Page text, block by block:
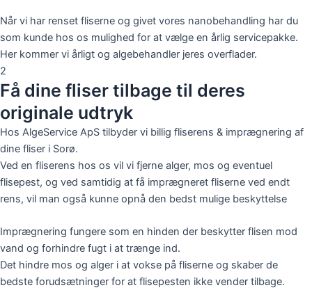
Når vi har renset fliserne og givet vores nanobehandling har du
som kunde hos os mulighed for at vælge en årlig servicepakke.
Her kommer vi årligt og algebehandler jeres overflader.
2
Få dine fliser tilbage til deres
originale udtryk
Hos AlgeService ApS tilbyder vi billig fliserens & imprægnering af
dine fliser i Sorø.
Ved en fliserens hos os vil vi fjerne alger, mos og eventuel
flisepest, og ved samtidig at få imprægneret fliserne ved endt
rens, vil man også kunne opnå den bedst mulige beskyttelse
Imprægnering fungere som en hinden der beskytter flisen mod
vand og forhindre fugt i at trænge ind.
Det hindre mos og alger i at vokse på fliserne og skaber de
bedste forudsætninger for at flisepesten ikke vender tilbage.